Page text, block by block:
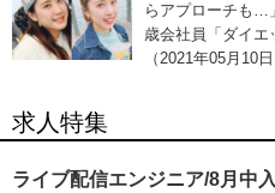
らアプローチも…
歳会社員「ダイエ
（2021年05月10日
求人特集
ライブ配信エンジニア/8月中